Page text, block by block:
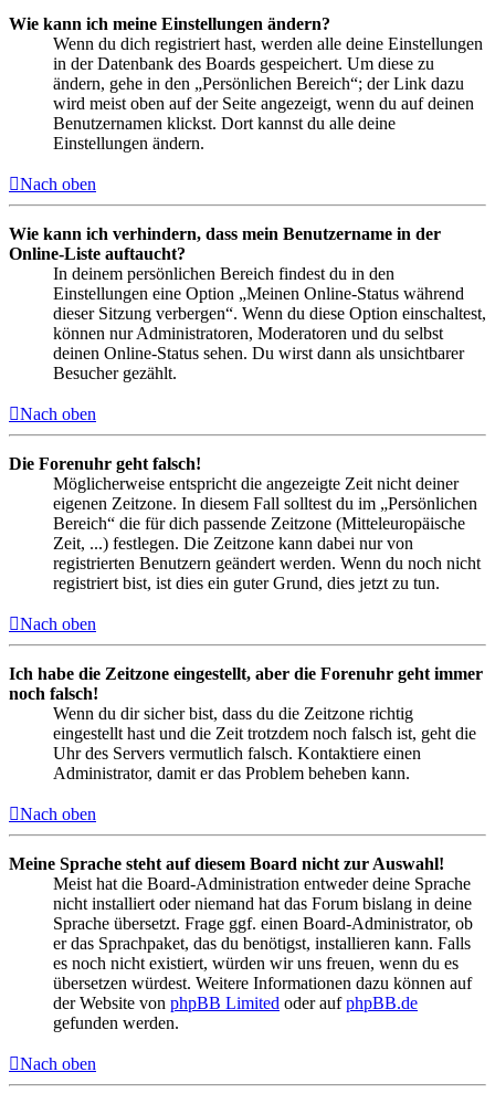
Wie kann ich meine Einstellungen ändern?
Wenn du dich registriert hast, werden alle deine Einstellungen
in der Datenbank des Boards gespeichert. Um diese zu
ändern, gehe in den „Persönlichen Bereich“; der Link dazu
wird meist oben auf der Seite angezeigt, wenn du auf deinen
Benutzernamen klickst. Dort kannst du alle deine
Einstellungen ändern.
Nach oben
Wie kann ich verhindern, dass mein Benutzername in der
Online-Liste auftaucht?
In deinem persönlichen Bereich findest du in den
Einstellungen eine Option „Meinen Online-Status während
dieser Sitzung verbergen“. Wenn du diese Option einschaltest,
können nur Administratoren, Moderatoren und du selbst
deinen Online-Status sehen. Du wirst dann als unsichtbarer
Besucher gezählt.
Nach oben
Die Forenuhr geht falsch!
Möglicherweise entspricht die angezeigte Zeit nicht deiner
eigenen Zeitzone. In diesem Fall solltest du im „Persönlichen
Bereich“ die für dich passende Zeitzone (Mitteleuropäische
Zeit, ...) festlegen. Die Zeitzone kann dabei nur von
registrierten Benutzern geändert werden. Wenn du noch nicht
registriert bist, ist dies ein guter Grund, dies jetzt zu tun.
Nach oben
Ich habe die Zeitzone eingestellt, aber die Forenuhr geht immer
noch falsch!
Wenn du dir sicher bist, dass du die Zeitzone richtig
eingestellt hast und die Zeit trotzdem noch falsch ist, geht die
Uhr des Servers vermutlich falsch. Kontaktiere einen
Administrator, damit er das Problem beheben kann.
Nach oben
Meine Sprache steht auf diesem Board nicht zur Auswahl!
Meist hat die Board-Administration entweder deine Sprache
nicht installiert oder niemand hat das Forum bislang in deine
Sprache übersetzt. Frage ggf. einen Board-Administrator, ob
er das Sprachpaket, das du benötigst, installieren kann. Falls
es noch nicht existiert, würden wir uns freuen, wenn du es
übersetzen würdest. Weitere Informationen dazu können auf
der Website von phpBB Limited oder aufphpBB.de
gefunden werden.
Nach oben